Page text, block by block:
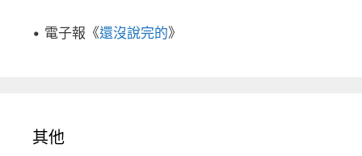
• 電子報《還沒說完的》
其他